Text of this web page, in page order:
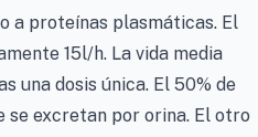
a proteínas plasmáticas. El
15l/h. La vida media
una dosis única. El 50% de
se excretan por orina. El otro